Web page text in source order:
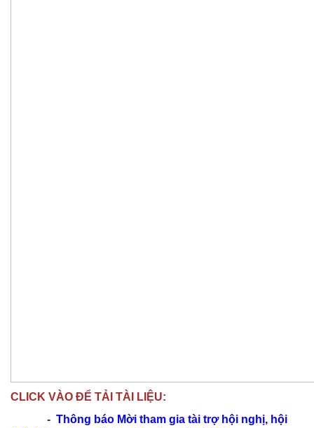
CLICK VÀO ĐỂ TẢI TÀI LIỆU:
- Thông báo Mời tham gia tài trợ hội nghị, hội